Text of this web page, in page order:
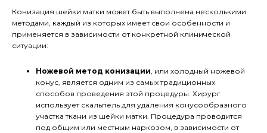
Конизация шейки матки может быть выполнена несколькими
методами, каждый из которых имеет свои особенности и
применяется в зависимости от конкретной клинической
ситуации:
Ножевой метод конизации , или холодный ножевой
конус, является одним из самых традиционных
способов проведения этой процедуры. Хирург
использует скальпель для удаления конусообразного
участка ткани из шейки матки. Процедура проводится
под общим или местным наркозом, в зависимости от